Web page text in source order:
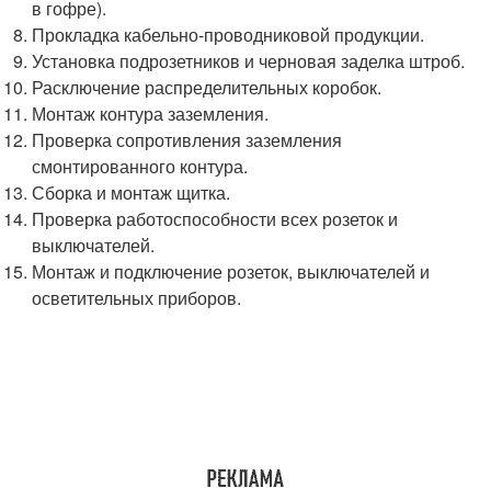
в гофре).
Прокладка кабельно-проводниковой продукции.
Установка подрозетников и черновая заделка штроб.
Расключение распределительных коробок.
Монтаж контура заземления.
Проверка сопротивления заземления
смонтированного контура.
Сборка и монтаж щитка.
Проверка работоспособности всех розеток и
выключателей.
Монтаж и подключение розеток, выключателей и
осветительных приборов.